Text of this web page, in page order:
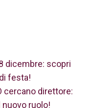
dicembre: scopri
festa!
cercano direttore:
ruolo!